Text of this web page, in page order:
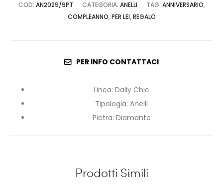
COD: AN2029/9PT CATEGORIA: ANELLI TAG: ANNIVERSARIO,
COMPLEANNO, PER LEI, REGALO
PER INFO CONTATTACI
Linea: Daily Chic
Tipologia: Anelli
Pietra: Diamante
Prodotti Simili